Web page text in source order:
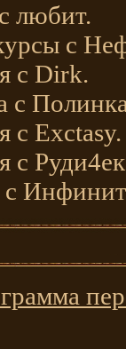
любит.
с
с Dirk.
с
с Exctasy.
с
с